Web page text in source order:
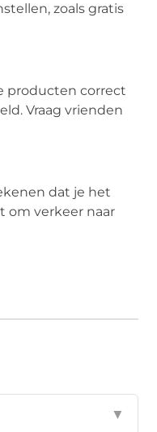
zoals gratis
producten correct
Vraag vrienden
dat je het
om verkeer naar
▼